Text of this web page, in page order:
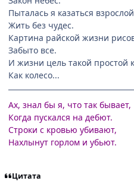
Пыталась я казаться
Жить без чудес.
Картина райской жизни
Забыто все.
И жизни цель такой простой
Как колесо...
Ах, знал бы я, что так бывает,
Когда пускался на дебют.
Строки с кровью убивают,
Нахлынут горлом и убьют.
Цитата